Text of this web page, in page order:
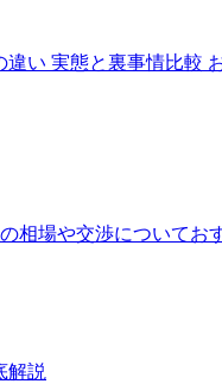
い 実態と裏事情比較
相場や交渉についてお
解説